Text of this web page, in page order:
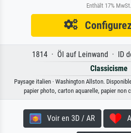
Enthält 17% MwSt.
1814 · Öl auf Leinwand · ID
Classicisme
Paysage italien · Washington Allston.
papier photo, carton aquarelle, papier non
Voir en 3D / AR